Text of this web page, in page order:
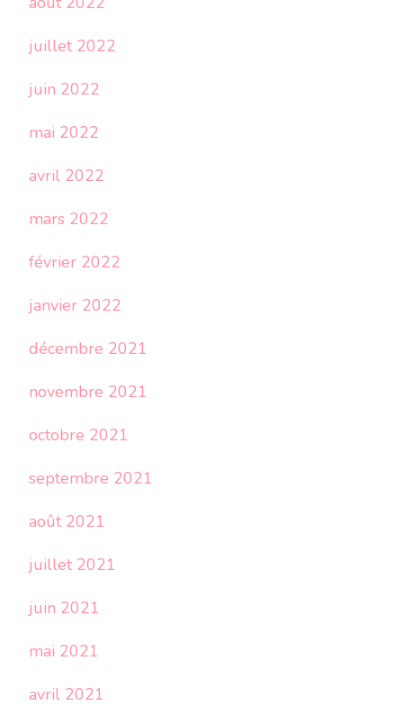
juillet 2022
juin 2022
mai 2022
avril 2022
mars 2022
février 2022
janvier 2022
décembre 2021
novembre 2021
octobre 2021
septembre 2021
août 2021
juillet 2021
juin 2021
mai 2021
avril 2021